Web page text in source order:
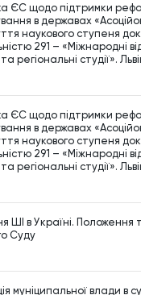
ЄС щодо підтримки
в державах
наукового ступеня
291 – «Міжнародні
та регіональні студії».
ЄС щодо підтримки
в державах
наукового ступеня
291 – «Міжнародні
та регіональні студії».
ШІ в Україні. Положення
Суду
муніципальної влади в